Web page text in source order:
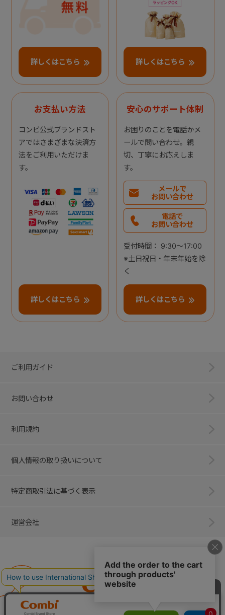
詳しくはこちら 詳しくはこちら
お支払い方法
コンビ公式ブランドスト
アではさまざまな決済方
法をご利用いただけま
す。
詳しくはこちら
安心のサポート体制
お困りのことを電話かメ
ールで問い合わせ。親
切、丁寧にお応えしま
す。
メールで
お問い合わせ
電話で
お問い合わせ
受付時間： 9:30～17:00
※土日祝日・年末年始を除
く
詳しくはこちら
ご利用ガイド
お問い合わせ
利用規約
個人情報の取り扱いについて
特定商取引法に基づく表示
運営会社
子育てに、イノベーションを。